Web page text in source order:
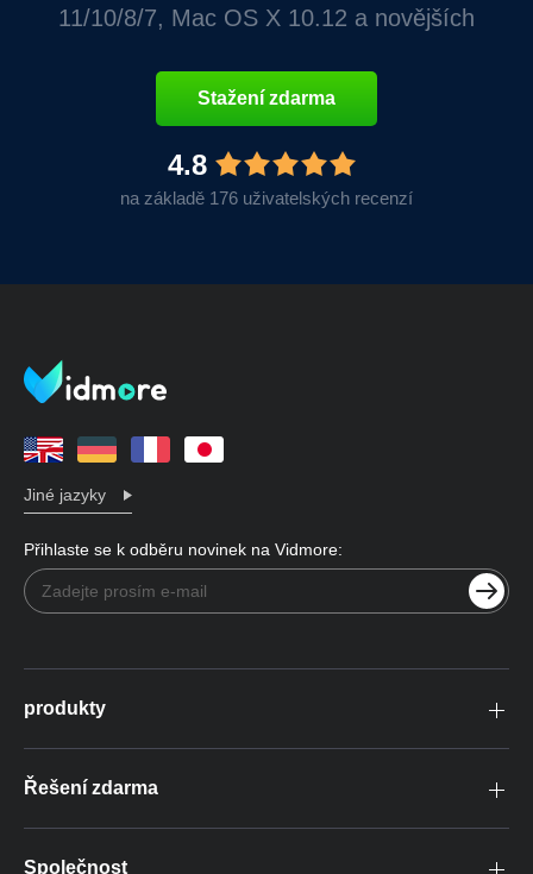
11/10/8/7, Mac OS X 10.12 a novějších
Stažení zdarma
4.8
na základě 176 uživatelských recenzí
Jiné jazyky
Přihlaste se k odběru novinek na Vidmore:
produkty
Řešení zdarma
Společnost